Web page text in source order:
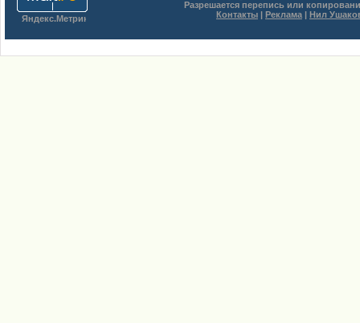
Разрешается перепись или
Контакты | Реклама | Нил